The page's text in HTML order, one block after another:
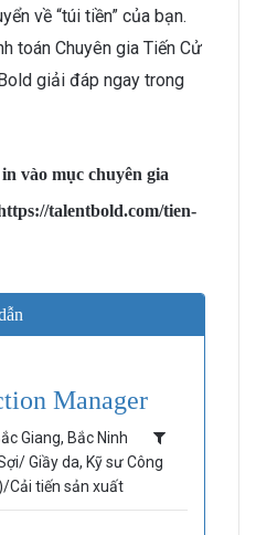
về “túi tiền” của bạn.
toán Chuyên gia Tiến Cử
giải đáp ngay trong
vào mục chuyên gia
talentbold.com/tien-
Manager
Giang, Bắc Ninh
Giầy da, Kỹ sư Công
Cải tiến sản xuất